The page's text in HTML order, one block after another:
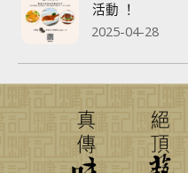
活動 ！
2025-04-28